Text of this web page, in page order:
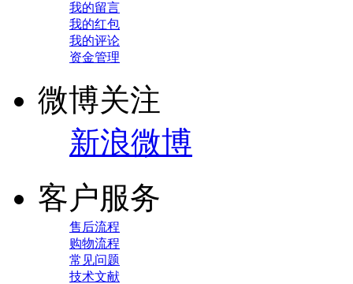
我的留言
我的红包
我的评论
资金管理
微博关注
新浪微博
客户服务
售后流程
购物流程
常见问题
技术文献